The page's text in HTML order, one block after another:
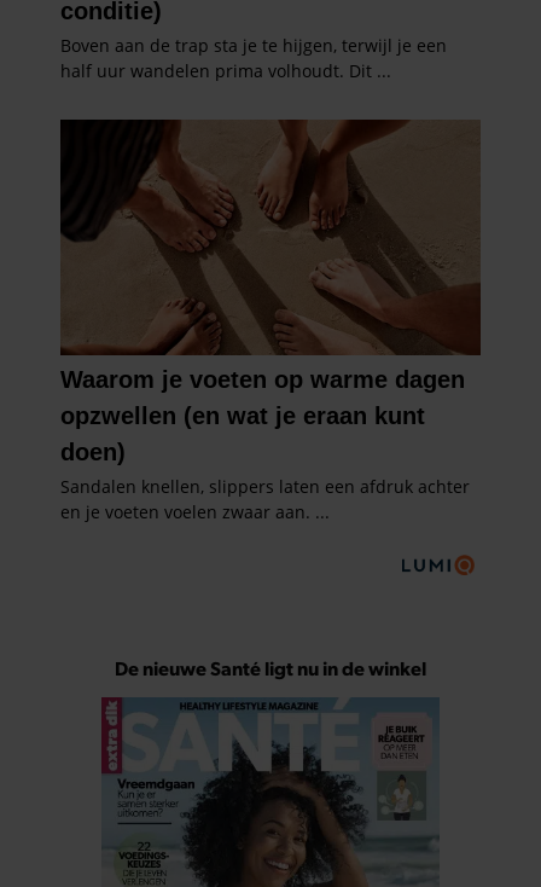
De nieuwe Santé ligt nu in de winkel